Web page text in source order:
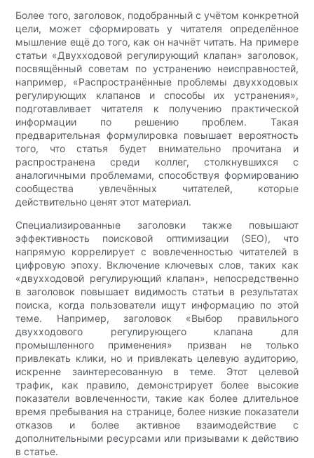
Более того, заголовок, подобранный с учётом конкретной
цели, может сформировать у читателя определённое
мышление ещё до того, как он начнёт читать. На примере
статьи «Двухходовой регулирующий клапан» заголовок,
посвящённый советам по устранению неисправностей,
например, «Распространённые проблемы двухходовых
регулирующих клапанов и способы их устранения»,
подготавливает читателя к получению практической
информации по решению проблем. Такая
предварительная формулировка повышает вероятность
того, что статья будет внимательно прочитана и
распространена среди коллег, столкнувшихся с
аналогичными проблемами, способствуя формированию
сообщества увлечённых читателей, которые
действительно ценят этот материал.
Специализированные заголовки также повышают
эффективность поисковой оптимизации (SEO), что
напрямую коррелирует с вовлеченностью читателей в
цифровую эпоху. Включение ключевых слов, таких как
«двухходовой регулирующий клапан», непосредственно
в заголовок повышает видимость статьи в результатах
поиска, когда пользователи ищут информацию по этой
теме. Например, заголовок «Выбор правильного
двухходового регулирующего клапана для
промышленного применения» призван не только
привлекать клики, но и привлекать целевую аудиторию,
искренне заинтересованную в теме. Этот целевой
трафик, как правило, демонстрирует более высокие
показатели вовлеченности, такие как более длительное
время пребывания на странице, более низкие показатели
отказов и более активное взаимодействие с
дополнительными ресурсами или призывами к действию
в статье.